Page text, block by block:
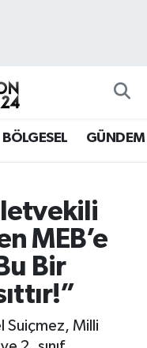
BÖLGESEL GÜNDEM
MEB’e
Bir
Suiçmez, Milli
Fikstür